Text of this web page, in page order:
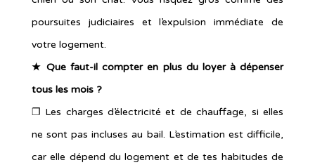
poursuites judiciaires et l’expulsion immédiate de
votre logement.
★ Que faut-il compter en plus du loyer à dépenser
tous les mois ?
❐ Les charges d’électricité et de chauffage, si elles
ne sont pas incluses au bail. L’estimation est difficile,
car elle dépend du logement et de tes habitudes de